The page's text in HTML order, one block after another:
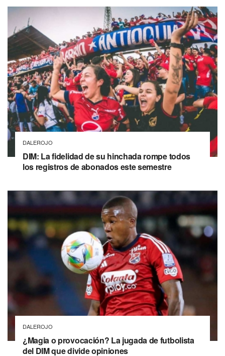
DALEROJO
DIM: La fidelidad de su hinchada rompe todos
los registros de abonados este semestre
DALEROJO
¿Magia o provocación? La jugada de futbolista
del DIM que divide opiniones